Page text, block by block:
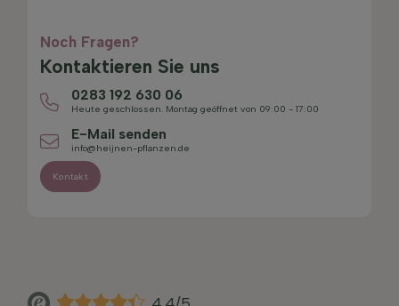
Noch Fragen?
Kontaktieren Sie uns
0283 192 630 06
Heute geschlossen. Montag geöffnet von 09:00 - 17:00
E-Mail senden
info@heijnen-pflanzen.de
Kontakt